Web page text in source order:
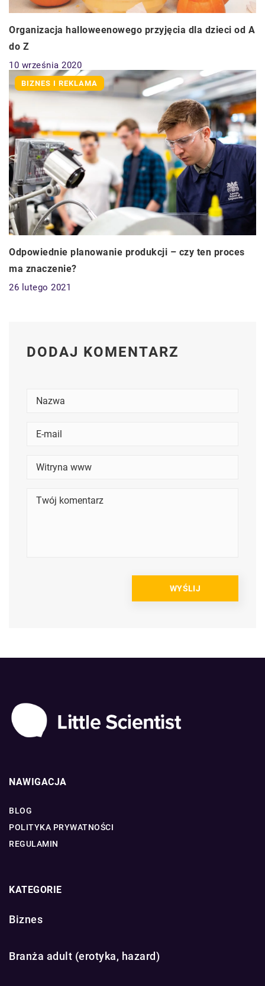
Organizacja halloweenowego przyjęcia dla dzieci od A
do Z
10 września 2020
BIZNES I REKLAMA
Odpowiednie planowanie produkcji – czy ten proces
ma znaczenie?
26 lutego 2021
DODAJ KOMENTARZ
NAWIGACJA
BLOG
POLITYKA PRYWATNOŚCI
REGULAMIN
KATEGORIE
Biznes
Branża adult (erotyka, hazard)